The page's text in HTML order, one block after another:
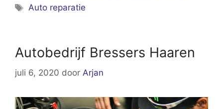
Tags
Auto reparatie
Autobedrijf Bressers Haaren
juli 6, 2020 door Arjan